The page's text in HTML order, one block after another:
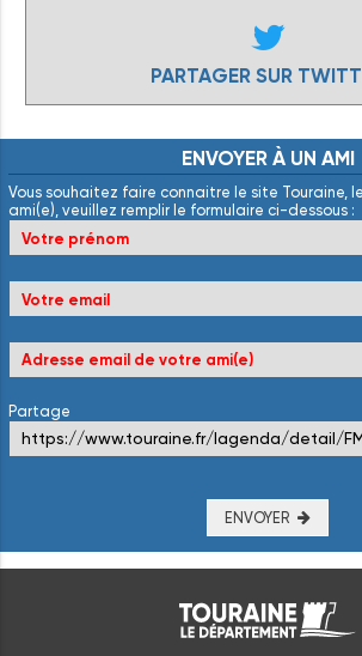
PARTAGER SUR
ENVOYER À UN AMI
Vous souhaitez faire connaitre le site Touraine,
ami(e), veuillez remplir le formulaire ci-dessous :
Partage
ENVOYER